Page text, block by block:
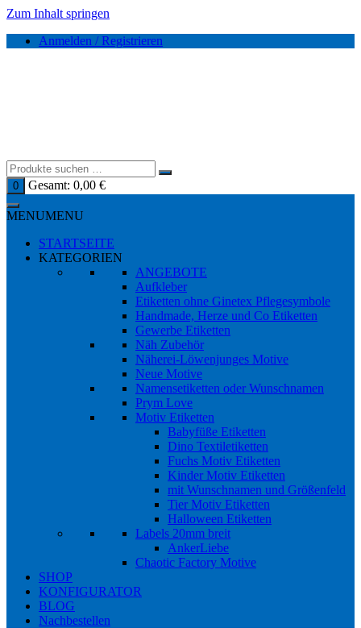
Zum Inhalt springen
Anmelden / Registrieren
0 Gesamt: 0,00 €
MENUMENU
STARTSEITE
KATEGORIEN
ANGEBOTE
Aufkleber
Etiketten ohne Ginetex Pflegesymbole
Handmade, Herze und Co Etiketten
Gewerbe Etiketten
Näh Zubehör
Näherei-Löwenjunges Motive
Neue Motive
Namensetiketten oder Wunschnamen
Prym Love
Motiv Etiketten
Babyfüße Etiketten
Dino Textiletiketten
Fuchs Motiv Etiketten
Kinder Motiv Etiketten
mit Wunschnamen und Größenfeld
Tier Motiv Etiketten
Halloween Etiketten
Labels 20mm breit
AnkerLiebe
Chaotic Factory Motive
SHOP
KONFIGURATOR
BLOG
Nachbestellen